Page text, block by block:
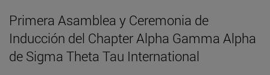
Primera Asamblea y Ceremonia de
Inducción del Chapter Alpha Gamma Alpha
de Sigma Theta Tau International